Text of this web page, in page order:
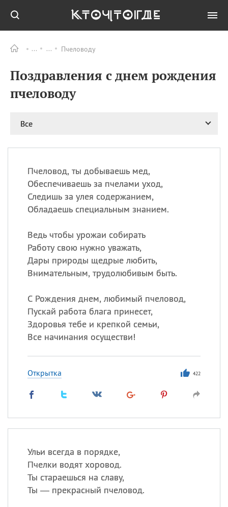
Пчеловоду
Поздравления с днем рождения
пчеловоду
Все
Пчеловод, ты добываешь мед,
Обеспечиваешь за пчелами уход,
Следишь за улея содержанием,
Обладаешь специальным знанием.
Ведь чтобы урожаи собирать
Работу свою нужно уважать,
Дары природы щедрые любить,
Внимательным, трудолюбивым быть.
С Рождения днем, любимый пчеловод,
Пускай работа блага принесет,
Здоровья тебе и крепкой семьи,
Все начинания осуществи!
Открытка 422
Ульи всегда в порядке,
Пчелки водят хоровод.
Ты стараешься на славу,
Ты — прекрасный пчеловод.
09.08 День памяти жертв
атомной
день
рисового пудинга
09.08 День Дымняшки
(Smokey Bear Day)
ИМЕНА
Сегодня празднуют именины
Сергей, Теодор,
Посмотреть значениеи
происхождение